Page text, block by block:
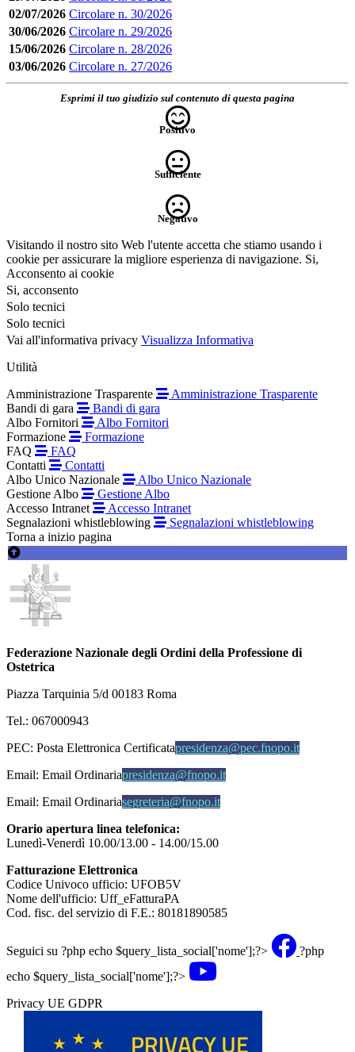
02/07/2026 Circolare n. 30/2026
30/06/2026 Circolare n. 29/2026
15/06/2026 Circolare n. 28/2026
03/06/2026 Circolare n. 27/2026
Esprimi il tuo giudizio sul contenuto di questa pagina
Positivo
Sufficiente
Negativo
Visitando il nostro sito Web l'utente accetta che stiamo usando i
cookie per assicurare la migliore esperienza di navigazione. Si,
Acconsento ai cookie
Si, acconsento
Solo tecnici
Solo tecnici
Vai all'informativa privacy Visualizza Informativa
Utilità
Amministrazione Trasparente
Amministrazione Trasparente
Bandi di gara
Bandi di gara
Albo Fornitori
Albo Fornitori
Formazione
Formazione
FAQ
FAQ
Contatti
Contatti
Albo Unico Nazionale
Albo Unico Nazionale
Gestione Albo
Gestione Albo
Accesso Intranet
Accesso Intranet
Segnalazioni whistleblowing
Segnalazioni whistleblowing
Torna a inizio pagina
Federazione Nazionale degli Ordini della Professione di
Ostetrica
Piazza Tarquinia 5/d 00183 Roma
Tel.: 067000943
PEC: Posta Elettronica Certificatapresidenza@pec.fnopo.it
Email: Email Ordinariapresidenza@fnopo.it
Email: Email Ordinariasegreteria@fnopo.it
Orario apertura linea telefonica:
Lunedì-Venerdì 10.00/13.00 - 14.00/15.00
Fatturazione Elettronica
Codice Univoco ufficio: UFOB5V
Nome dell'ufficio: Uff_eFatturaPA
Cod. fisc. del servizio di F.E.: 80181890585
Seguici su ?php echo $query_lista_social['nome'];?>
?php
echo $query_lista_social['nome'];?>
Privacy UE GDPR